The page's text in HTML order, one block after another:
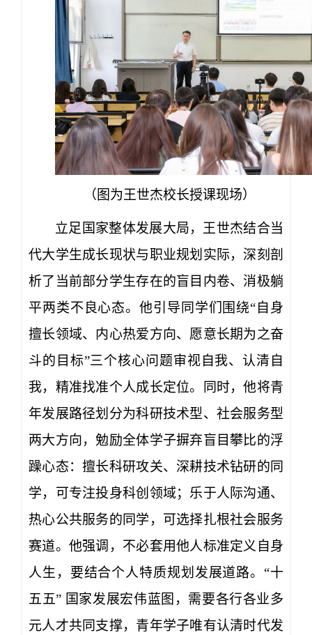
（图为王世杰校长授课现场）
立足国家整体发展大局，王世杰结合当
代大学生成长现状与职业规划实际，深刻剖
析了当前部分学生存在的盲目内卷、消极躺
平两类不良心态。他引导同学们围绕“自身
擅长领域、内心热爱方向、愿意长期为之奋
斗的目标”三个核心问题审视自我、认清自
我，精准找准个人成长定位。同时，他将青
年发展路径划分为科研技术型、社会服务型
两大方向，勉励全体学子摒弃盲目攀比的浮
躁心态：擅长科研攻关、深耕技术钻研的同
学，可专注投身科创领域；乐于人际沟通、
热心公共服务的同学，可选择扎根社会服务
赛道。他强调，不必套用他人标准定义自身
人生，要结合个人特质规划发展道路。“十
五五” 国家发展宏伟蓝图，需要各行各业多
元人才共同支撑，青年学子唯有认清时代发